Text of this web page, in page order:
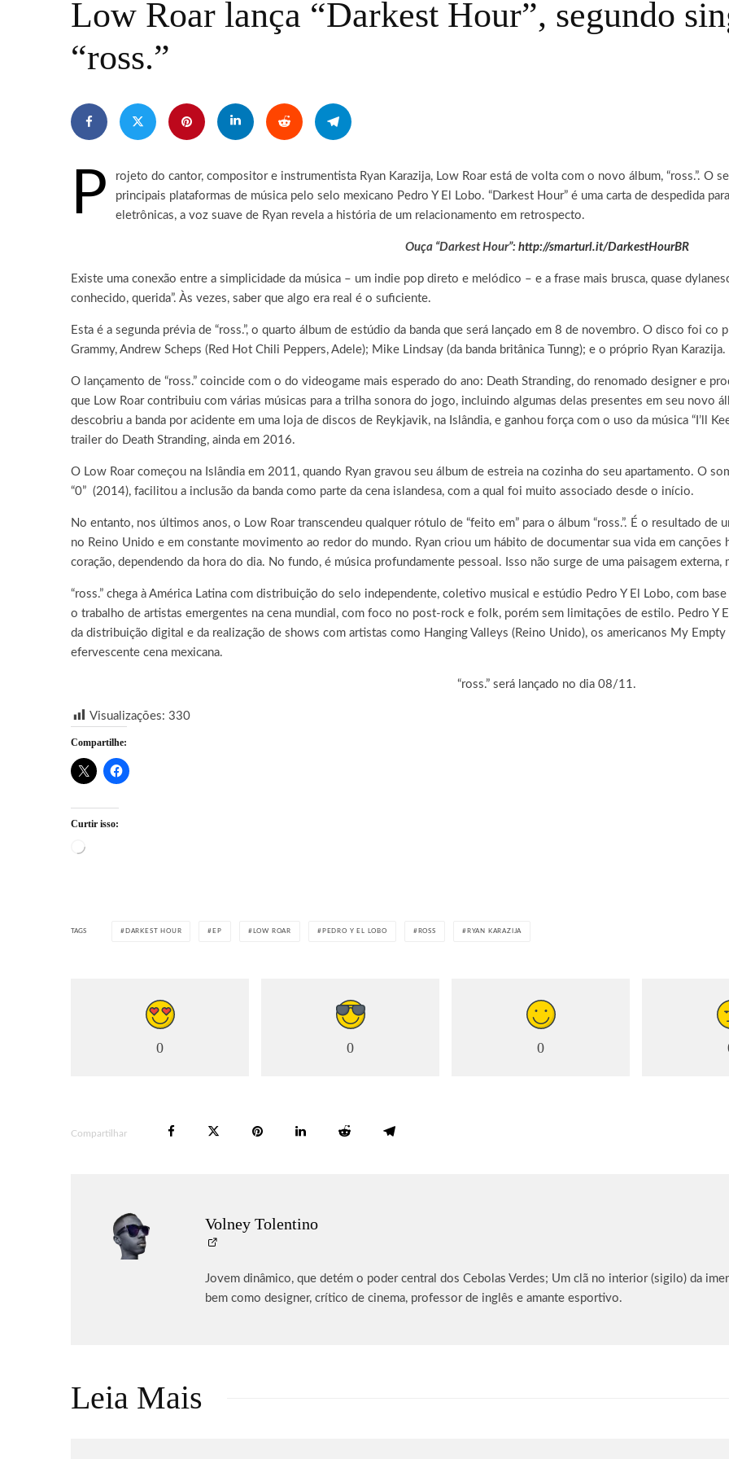
Low Roar lança “Darkest Hour”, segundo
“ross.”
P rojeto do cantor, compositor e instrumentista Ryan Karazija, Low Roar está de volta com o novo álbum, “ross.”. O
principais plataformas de música pelo selo mexicano Pedro Y El Lobo. “Darkest Hour” é uma carta de despedida
eletrônicas, a voz suave de Ryan revela a história de um relacionamento em retrospecto.
Ouça “Darkest Hour”: http://smarturl.it/DarkestHourBR
Existe uma conexão entre a simplicidade da música – um indie pop direto e melódico – e a frase mais brusca, quase
conhecido, querida”. Às vezes, saber que algo era real é o suficiente.
Esta é a segunda prévia de “ross.”, o quarto álbum de estúdio da banda que será lançado em 8 de novembro. O disco foi
Grammy, Andrew Scheps (Red Hot Chili Peppers, Adele); Mike Lindsay (da banda britânica Tunng); e o próprio Ryan Karazija.
O lançamento de “ross.” coincide com o do videogame mais esperado do ano: Death Stranding, do renomado designer e
que Low Roar contribuiu com várias músicas para a trilha sonora do jogo, incluindo algumas delas presentes em seu novo
descobriu a banda por acidente em uma loja de discos de Reykjavik, na Islândia, e ganhou força com o uso da música “I’ll
trailer do Death Stranding, ainda em 2016.
O Low Roar começou na Islândia em 2011, quando Ryan gravou seu álbum de estreia na cozinha do seu apartamento. O
“0” (2014), facilitou a inclusão da banda como parte da cena islandesa, com a qual foi muito associado desde o início.
No entanto, nos últimos anos, o Low Roar transcendeu qualquer rótulo de “feito em” para o álbum “ross.”. É o resultado de
no Reino Unido e em constante movimento ao redor do mundo. Ryan criou um hábito de documentar sua vida em canções
coração, dependendo da hora do dia. No fundo, é música profundamente pessoal. Isso não surge de uma paisagem externa,
“ross.” chega à América Latina com distribuição do selo independente, coletivo musical e estúdio Pedro Y El Lobo, com
o trabalho de artistas emergentes na cena mundial, com foco no post-rock e folk, porém sem limitações de estilo. Pedro Y
da distribuição digital e da realização de shows com artistas como Hanging Valleys (Reino Unido), os americanos My
efervescente cena mexicana.
“ross.” será lançado no dia 08/11.
Visualizações: 330
Compartilhe:
Curtir isso:
Carregando...
TAGS DARKEST HOUR EP LOW ROAR PEDRO Y EL LOBO ROSS RYAN KARAZIJA
0 0 0
Compartilhar
Volney Tolentino
Jovem dinâmico, que detém o poder central dos Cebolas Verdes; Um clã no interior (sigilo) da
bem como designer, crítico de cinema, professor de inglês e amante esportivo.
Leia Mais